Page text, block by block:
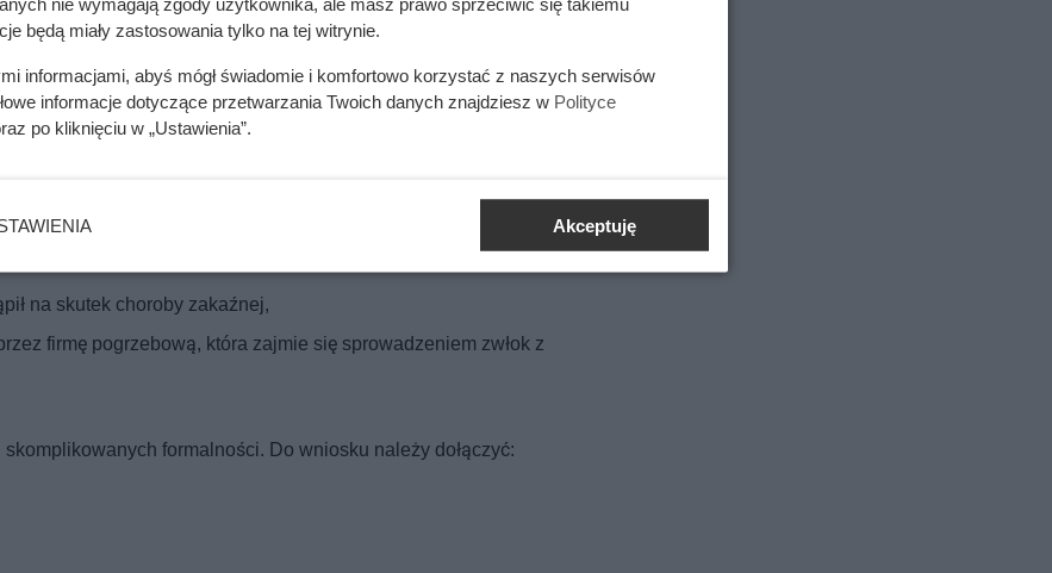
na skutek choroby zakaźnej,
firmę pogrzebową, która zajmie się sprowadzeniem zwłok z
formalności. Do wniosku należy dołączyć:
będą miały zastosowania tylko na tej witrynie.
informacjami, abyś mógł świadomie i komfortowo korzystać z naszych serwisów
informacje dotyczące przetwarzania Twoich danych znajdziesz w Polityce
po kliknięciu w „Ustawienia”.
Akceptuję